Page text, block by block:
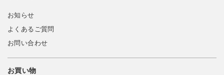
お知らせ
よくあるご質問
お問い合わせ
お買い物